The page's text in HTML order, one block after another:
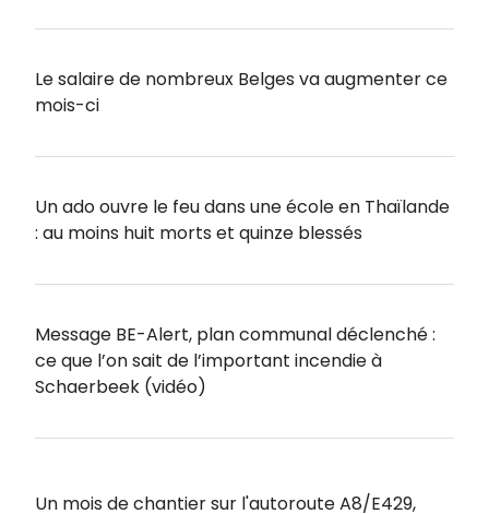
Le salaire de nombreux Belges va augmenter ce
mois-ci
Un ado ouvre le feu dans une école en Thaïlande
: au moins huit morts et quinze blessés
Message BE-Alert, plan communal déclenché :
ce que l’on sait de l’important incendie à
Schaerbeek (vidéo)
Un mois de chantier sur l'autoroute A8/E429,